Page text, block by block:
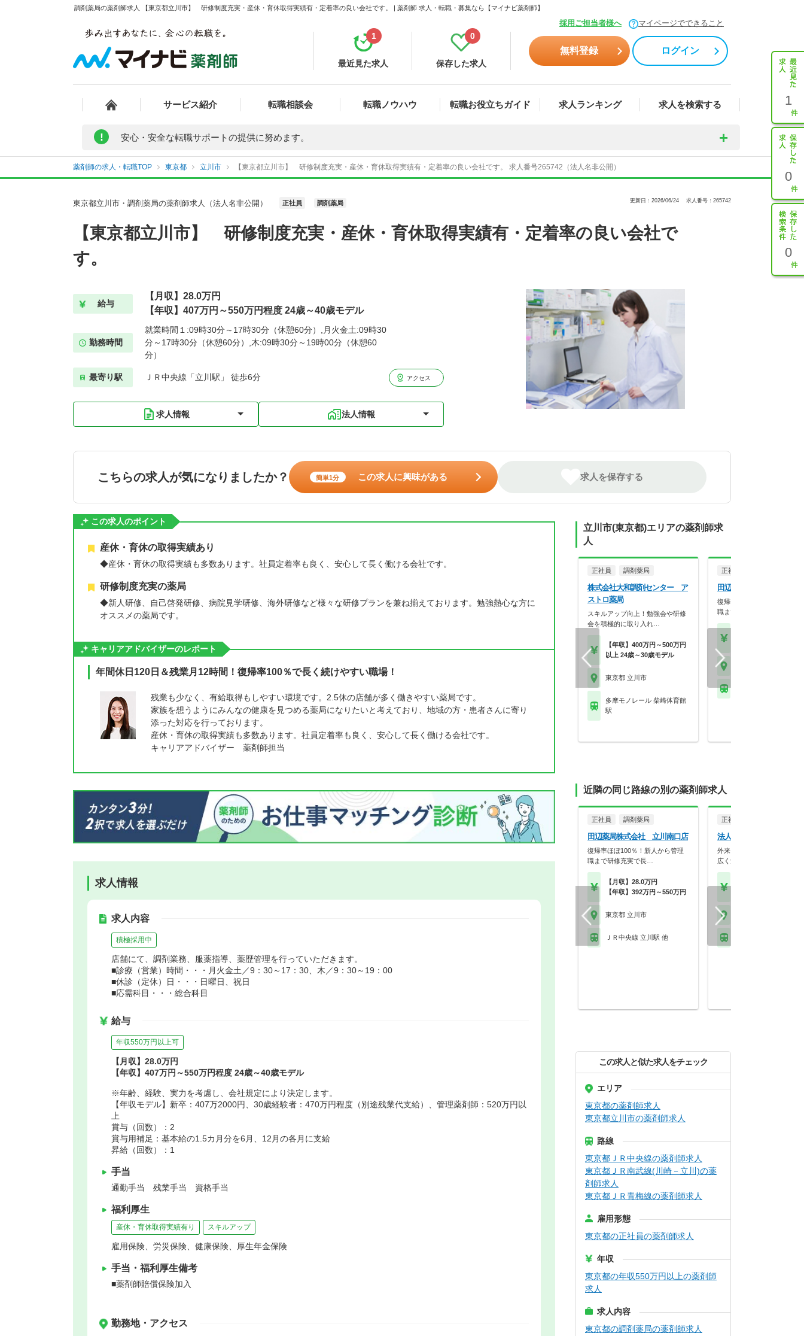
調剤薬局の薬剤師求人 【東京都立川市】 研修制度充実・産休・育休取得実績有・定着率の良い会社です。 | 薬剤師 求人・転職・募集なら【マイナビ薬剤師】
採用ご担当者様へ マイページでできること
最近見た求人
1
保存した求人
0
無料登録 ログイン
サービス紹介 転職相談会 転職ノウハウ 転職お役立ちガイド 求人ランキング 求人を検索する 1
0
0
! 安心・安全な転職サポートの提供に努めます。
薬剤師の求人・転職TOP 東京都 立川市 【東京都立川市】 研修制度充実・産休・育休取得実績有・定着率の良い会社です。 求人番号265742（法人名非公開）
東京都立川市・調剤薬局の薬剤師求人（法人名非公開） 正社員 調剤薬局 更新日：2026/06/24 求人番号：265742
【東京都立川市】 研修制度充実・産休・育休取得実績有・定着率の良い会社で
す。
給与
【月収】28.0万円
【年収】407万円～550万円程度 24歳～40歳モデル
勤務時間
就業時間１:09時30分～17時30分（休憩60分）,月火金土:09時30
分～17時30分（休憩60分）,木:09時30分～19時00分（休憩60
分）
最寄り駅 ＪＲ中央線「立川駅」 徒歩6分 アクセス
求人情報 法人情報
こちらの求人が気になりましたか？ 簡単1分 この求人に興味がある 求人を保存する
この求人のポイント
産休・育休の取得実績あり
◆産休・育休の取得実績も多数あります。社員定着率も良く、安心して長く働ける会社です。
研修制度充実の薬局
◆新人研修、自己啓発研修、病院見学研修、海外研修など様々な研修プランを兼ね揃えております。勉強熱心な方に
オススメの薬局です。
キャリアアドバイザーのレポート
年間休日120日＆残業月12時間！復帰率100％で長く続けやすい職場！
残業も少なく、有給取得もしやすい環境です。2.5休の店舗が多く働きやすい薬局です。
家族を想うようにみんなの健康を見つめる薬局になりたいと考えており、地域の方・患者さんに寄り
添った対応を行っております。
産休・育休の取得実績も多数あります。社員定着率も良く、安心して長く働ける会社です。
キャリアアドバイザー 薬剤師担当
求人情報
求人内容
積極採用中
店舗にて、調剤業務、服薬指導、薬歴管理を行っていただきます。
■診療（営業）時間・・・月火金土／9：30～17：30、木／9：30～19：00
■休診（定休）日・・・日曜日、祝日
■応需科目・・・総合科目
給与
年収550万円以上可
【月収】28.0万円
【年収】407万円～550万円程度 24歳～40歳モデル
※年齢、経験、実力を考慮し、会社規定により決定します。
【年収モデル】新卒：407万2000円、30歳経験者：470万円程度（別途残業代支給）、管理薬剤師：520万円以
上
賞与（回数）：2
賞与用補足：基本給の1.5カ月分を6月、12月の各月に支給
昇給（回数）：1
手当
通勤手当 残業手当 資格手当
福利厚生
産休・育休取得実績有り スキルアップ
雇用保険、労災保険、健康保険、厚生年金保険
手当・福利厚生備考
■薬剤師賠償保険加入
勤務地・アクセス
立川市(東京都)エリアの薬剤師求
人
正社員 調剤薬局
株式会社大和調剤センター ア
ストロ薬局
スキルアップ向上！勉強会や研修
会を積極的に取り入れ…
【年収】400万円～500万円
以上 24歳～30歳モデル
東京都 立川市
多摩モノレール 柴崎体育館
駅
正社員
田辺薬局株式会社 立川
復帰率ほぼ100％！新人から
職まで研修充実で長…
近隣の同じ路線の別の薬剤師求人
正社員 調剤薬局
田辺薬局株式会社 立川南口店
復帰率ほぼ100％！新人から管理
職まで研修充実で長…
【月収】28.0万円
【年収】392万円～550万円
東京都 立川市
ＪＲ中央線 立川駅 他
正社員
法人名非公開
外来・在宅・健康イベントな
広く勉強できる環境が…
この求人と似た求人をチェック
エリア
東京都の薬剤師求人
東京都立川市の薬剤師求人
路線
東京都ＪＲ中央線の薬剤師求人
東京都ＪＲ南武線(川崎－立川)の薬
剤師求人
東京都ＪＲ青梅線の薬剤師求人
雇用形態
東京都の正社員の薬剤師求人
年収
東京都の年収550万円以上の薬剤師
求人
求人内容
東京都の調剤薬局の薬剤師求人